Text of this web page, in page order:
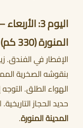
اليوم 3:
المنورة (330 كم) (إفطار، عشاء)
الإفطار في الفندق.
بنقوشه الصخرية
الهواء الطلق.
حديد الحجاز
المدينة المنورة.